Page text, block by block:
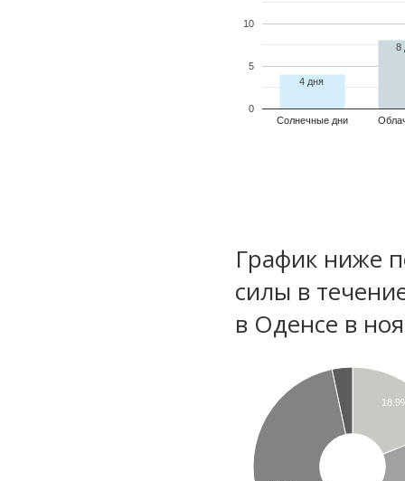
Солнечные дни
0
5
10
4 дня
8
График ниже
силы в
в Оденсе в